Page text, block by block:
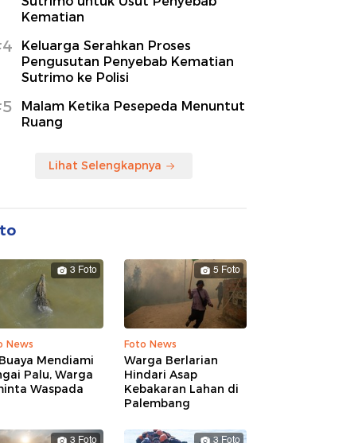
Kematian
Keluarga Serahkan Proses
Pengusutan Penyebab Kematian
Sutrimo ke Polisi
Malam Ketika Pesepeda Menuntut
Ruang
Lihat Selengkapnya
3 Foto
News
Mendiami
Palu, Warga
Waspada
5 Foto
Foto News
Warga Berlarian
Hindari Asap
Kebakaran Lahan di
Palembang